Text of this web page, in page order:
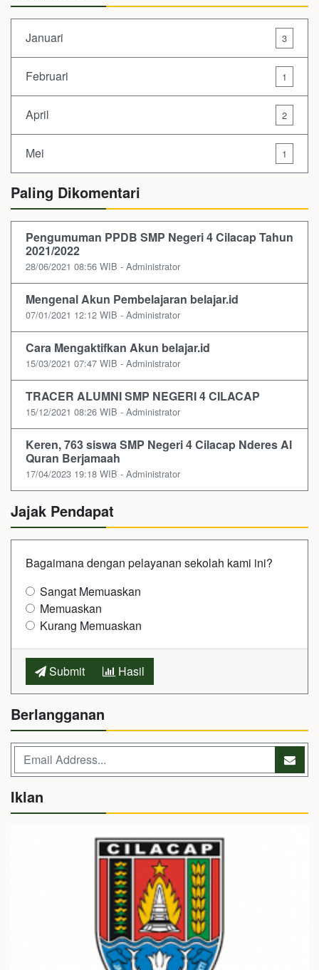
Januari 3
Februari 1
April 2
Mei 1
Paling Dikomentari
Pengumuman PPDB SMP Negeri 4 Cilacap Tahun
2021/2022
28/06/2021 08:56 WIB - Administrator
Mengenal Akun Pembelajaran belajar.id
07/01/2021 12:12 WIB - Administrator
Cara Mengaktifkan Akun belajar.id
15/03/2021 07:47 WIB - Administrator
TRACER ALUMNI SMP NEGERI 4 CILACAP
15/12/2021 08:26 WIB - Administrator
Keren, 763 siswa SMP Negeri 4 Cilacap Nderes Al
Quran Berjamaah
17/04/2023 19:18 WIB - Administrator
Jajak Pendapat
Bagaimana dengan pelayanan sekolah kami ini?
Sangat Memuaskan
Memuaskan
Kurang Memuaskan
Submit Hasil
Berlangganan
Iklan